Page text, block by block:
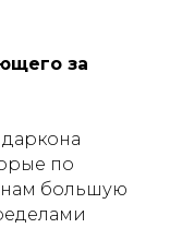
за
по
большую